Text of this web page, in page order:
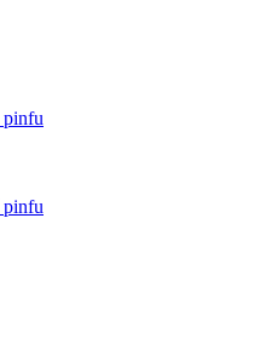
pinfu
pinfu